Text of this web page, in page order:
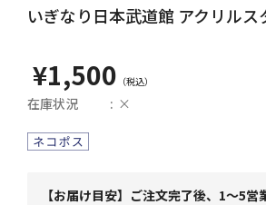
いぎなり日本武道館 アクリルス
¥1,500
在庫状況 ×
【お届け目安】ご注文完了後、1～5営